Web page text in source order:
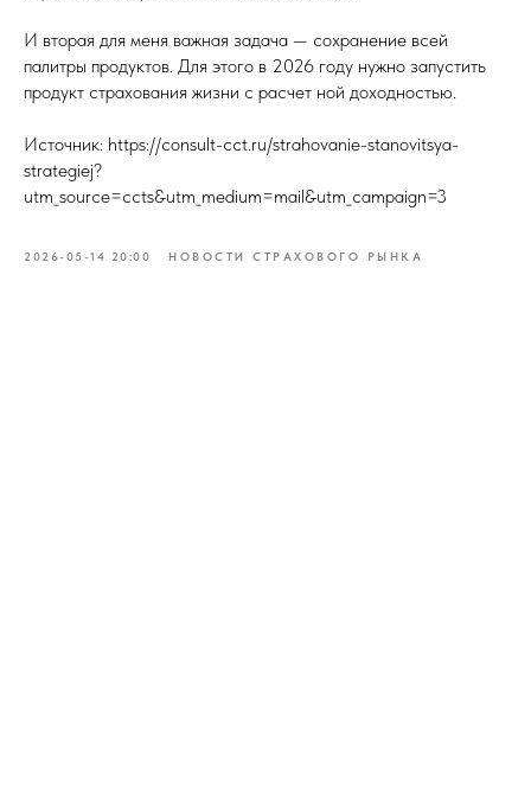
И вторая для меня важная задача — сохранение всей
палитры продуктов. Для этого в 2026 году нужно запустить
продукт страхования жизни с расчет ной доходностью.
Источник: https://consult-cct.ru/strahovanie-stanovitsya-
strategiej?
utm_source=ccts&utm_medium=mail&utm_campaign=3
2026-05-14 20:00 НОВОСТИ СТРАХОВОГО РЫНКА